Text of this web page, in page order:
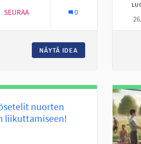
6 SEURAAJAA
SEURAA 0
NÄYTÄ IDEA
nuorten
liikuttamiseen!